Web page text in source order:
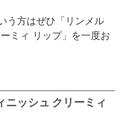
う方はぜひ「リンメル
ミィ リップ」を一度お
ニッシュ クリーミィ